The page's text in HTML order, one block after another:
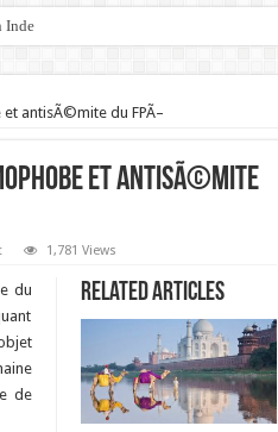
Inde
antisÃ©mite du FPÃ–
et antisÃ©mite
1,781 Views
Related Articles
du
de